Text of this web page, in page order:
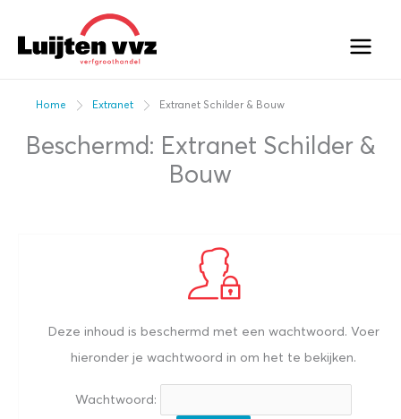
naar
Home Extranet Extranet Schilder & Bouw
Beschermd: Extranet Schilder &
Bouw
Deze inhoud is beschermd met een wachtwoord. Voer
hieronder je wachtwoord in om het te bekijken.
Wachtwoord: